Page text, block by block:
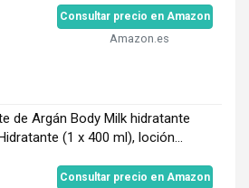
Consultar precio en Amazon
Amazon.es
de Argán Body Milk hidratante
(1 x 400 ml), loción...
Consultar precio en Amazon